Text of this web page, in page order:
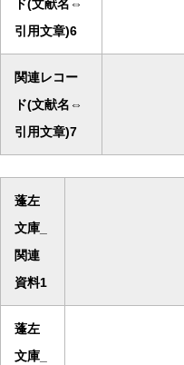
ド(文献名⇔
引用文章)6
関連レコー
ド(文献名⇔
引用文章)7
蓬左
文庫_
関連
資料1
蓬左
文庫_